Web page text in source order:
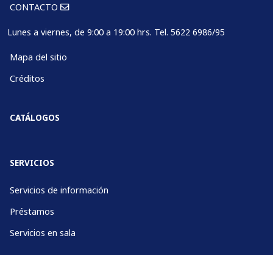
CONTACTO
Lunes a viernes, de 9:00 a 19:00 hrs. Tel. 5622 6986/95
Mapa del sitio
Créditos
CATÁLOGOS
SERVICIOS
Servicios de información
Préstamos
Servicios en sala